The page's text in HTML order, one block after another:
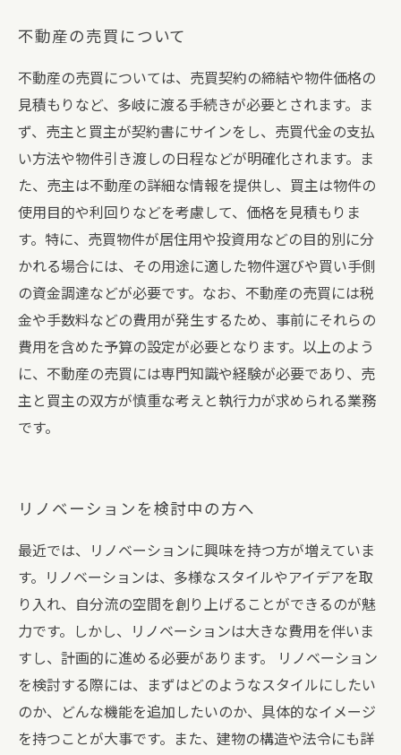
不動産の売買について
不動産の売買については、売買契約の締結や物件価格の
見積もりなど、多岐に渡る手続きが必要とされます。ま
ず、売主と買主が契約書にサインをし、売買代金の支払
い方法や物件引き渡しの日程などが明確化されます。ま
た、売主は不動産の詳細な情報を提供し、買主は物件の
使用目的や利回りなどを考慮して、価格を見積もりま
す。特に、売買物件が居住用や投資用などの目的別に分
かれる場合には、その用途に適した物件選びや買い手側
の資金調達などが必要です。なお、不動産の売買には税
金や手数料などの費用が発生するため、事前にそれらの
費用を含めた予算の設定が必要となります。以上のよう
に、不動産の売買には専門知識や経験が必要であり、売
主と買主の双方が慎重な考えと執行力が求められる業務
です。
リノベーションを検討中の方へ
最近では、リノベーションに興味を持つ方が増えていま
す。リノベーションは、多様なスタイルやアイデアを取
り入れ、自分流の空間を創り上げることができるのが魅
力です。しかし、リノベーションは大きな費用を伴いま
すし、計画的に進める必要があります。 リノベーション
を検討する際には、まずはどのようなスタイルにしたい
のか、どんな機能を追加したいのか、具体的なイメージ
を持つことが大事です。また、建物の構造や法令にも詳